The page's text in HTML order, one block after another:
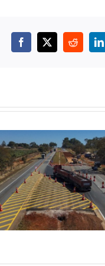
Facebook
X Reddit
VIA
IMPLANTA
TEMPORÁRIO
PARAOPEBA
AVANÇO
OBRAS DA